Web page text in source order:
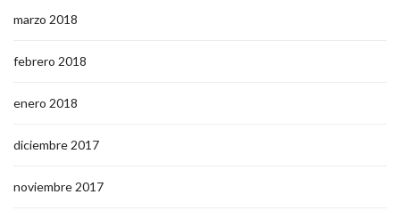
marzo 2018
febrero 2018
enero 2018
diciembre 2017
noviembre 2017